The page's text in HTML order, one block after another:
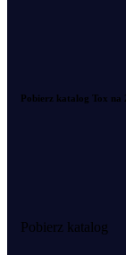
Pobierz katalog Tox na
Pobierz katalog